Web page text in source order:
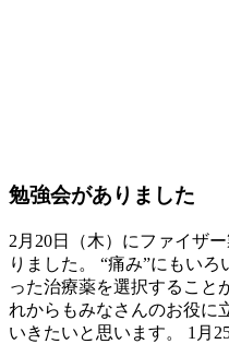
勉強会がありました
2月20日（木）にファイザ
りました。 “痛み”にもい
った治療薬を選択すること
れからもみなさんのお役に
いきたいと思います。 1月